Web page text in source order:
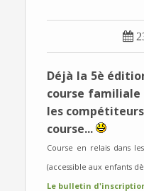

Déjà la 5è
course familiale
les
course...
Course en relais dans
(accessible aux enfants
Le bulletin